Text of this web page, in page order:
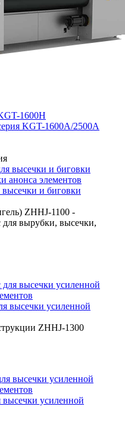
1600H
KGT-1600A/2500A
и биговки
ZHHJ-1100 -
вырубки, высечки,
высечки усиленной
ZHHJ-1300
усиленной